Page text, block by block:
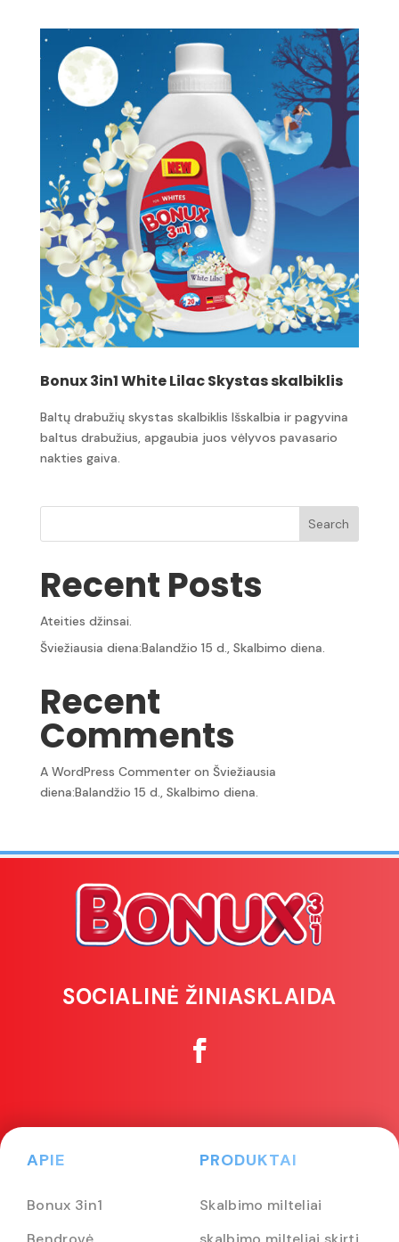
Bonux 3in1 White Lilac Skystas skalbiklis
Baltų drabužių skystas skalbiklis Išskalbia ir pagyvina
baltus drabužius, apgaubia juos vėlyvos pavasario
nakties gaiva.
Search
Recent Posts
Ateities džinsai.
Šviežiausia diena:Balandžio 15 d., Skalbimo diena.
Recent
Comments
A WordPress Commenteron Šviežiausia
diena:Balandžio 15 d., Skalbimo diena.
SOCIALINĖ ŽINIASKLAIDA
APIE
Bonux 3in1
PRODUKTAI
Skalbimo milteliai